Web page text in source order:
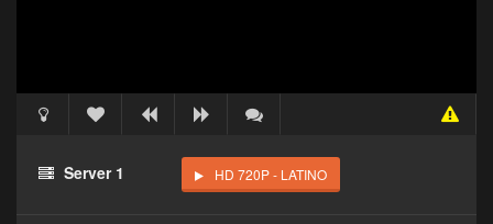
Haz clic 3 veces en el botón para desbloquear este
reproductor
Server 1 HD 720P - LATINO